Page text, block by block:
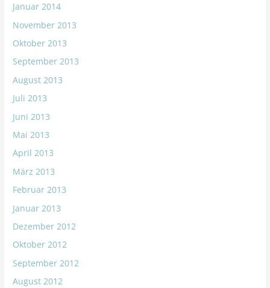
Januar 2014
November 2013
Oktober 2013
September 2013
August 2013
Juli 2013
Juni 2013
Mai 2013
April 2013
März 2013
Februar 2013
Januar 2013
Dezember 2012
Oktober 2012
September 2012
August 2012